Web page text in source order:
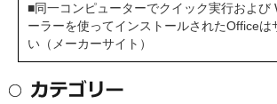
■同一コンピューターでクイック実行および
ーラーを使ってインストールされたOfficeは
い（メーカーサイト）